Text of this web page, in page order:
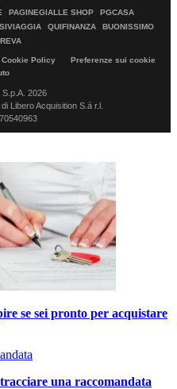
PAGINEGIALLE SHOP
PGCASA
SIVIAGGIA QUIFINANZA
BUONISSIMO
Cookie Policy
Preferenze sui cookie
2026
Libero Acquisition S.á r.l.
se sei pronto per acquistare
una raccomandata